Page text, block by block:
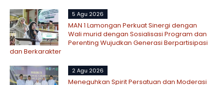
5 Agu 2026
MAN 1 Lamongan Perkuat Sinergi dengan
Wali murid dengan Sosialisasi Program dan
Perenting Wujudkan Generasi Berpartisipasi
dan Berkarakter
2 Agu 2026
Meneguhkan Spirit Persatuan dan Moderasi